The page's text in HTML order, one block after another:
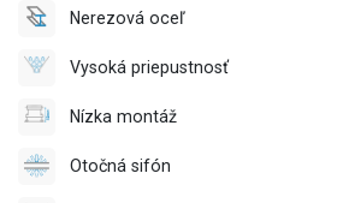
Nerezová oceľ
Vysoká priepustnosť
Nízka montáž
Otočná sifón